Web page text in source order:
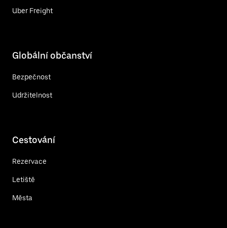
Uber Freight
Globální občanství
Bezpečnost
Udržitelnost
Cestování
Rezervace
Letiště
Města